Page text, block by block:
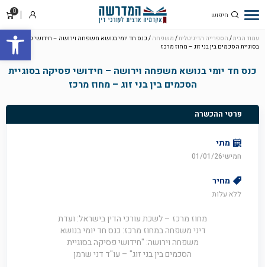
פתח
0
סל
התחבר
עמוד הבית/ הספרייה הדיגיטלית/ משפחה / כנס חד יומי בנושא משפחה וירושה – חידושי פסיקה
בסוגיית הסכמים בין בני זוג – מחוז מרכז
כנס חד יומי בנושא משפחה וירושה – חידושי פסיקה בסוגיית
הסכמים בין בני זוג – מחוז מרכז
פרטי ההכשרה
מתי
חמישי01/01/26
מחיר
ללא עלות
מחוז מרכז – לשכת עורכי הדין בישראל: ועדת
דיני משפחה במחוז מרכז: כנס חד יומי בנושא
משפחה וירושה: "חידושי פסיקה בסוגיית
הסכמים בין בני זוג" – עו"ד דני שרמן